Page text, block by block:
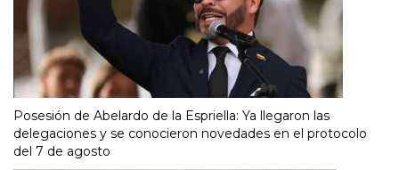
Posesión de Abelardo de la Espriella: Ya llegaron las
delegaciones y se conocieron novedades en el protocolo
del 7 de agosto